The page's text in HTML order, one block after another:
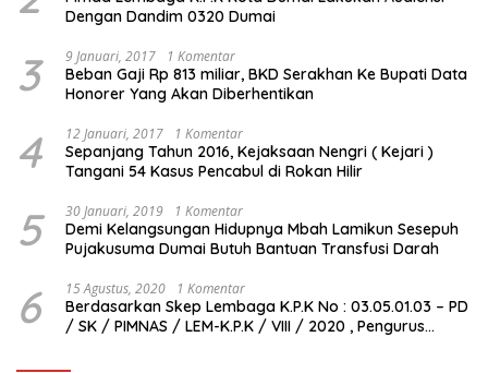
Dengan Dandim 0320 Dumai
3 9 Januari, 2017 1 Komentar
Beban Gaji Rp 813 miliar, BKD Serakhan Ke Bupati Data
Honorer Yang Akan Diberhentikan
4 12 Januari, 2017 1 Komentar
Sepanjang Tahun 2016, Kejaksaan Nengri ( Kejari )
Tangani 54 Kasus Pencabul di Rokan Hilir
5 30 Januari, 2019 1 Komentar
Demi Kelangsungan Hidupnya Mbah Lamikun Sesepuh
Pujakusuma Dumai Butuh Bantuan Transfusi Darah
6 15 Agustus, 2020 1 Komentar
Berdasarkan Skep Lembaga K.P.K No : 03.05.01.03 – PD
/ SK / PIMNAS / LEM-K.P.K / VIII / 2020 , Pengurus